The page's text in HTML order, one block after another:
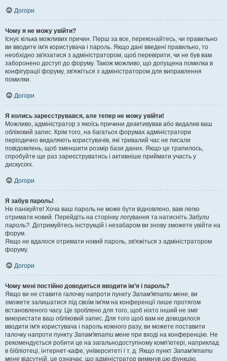
Догори
Чому я не можу увійти?
Існує кілька можливих причин. Перш за все, переконайтесь, чи правильно
ви вводите ім'я користувача і пароль. Якщо дані введені правильно, то
необхідно зв'язатися з адміністратором, щоб перевірити, чи не був вам
заборонено доступ до форуму. Також можливо, що допущена помилка в
конфігурації форуму, зв'яжіться з адміністратором для виправлення
помилки.
Догори
Я колись зареєструвався, але тепер не можу увійти!
Можливо, адміністратор з якоїсь причини деактивував або видалив ваш
обліковий запис. Крім того, на багатьох форумах адміністратори
періодично видаляють користувачів, які тривалий час не писали
повідомлень, щоб зменшити розмір бази даних. Якщо це трапилось,
спробуйте ще раз зареєструватись і активніше приймати участь у
дискусіях.
Догори
Я забув пароль!
Не панікуйте! Хоча ваш пароль не може бути відновлено, вам легко
отримати новий. Перейдіть на сторінку логування та натисніть Забули
пароль?. Дотримуйтесь інструкцій і незабаром ви знову зможете увійти на
форум.
Якщо не вдалося отримати новий пароль, зв'яжіться з адміністратором
форуму.
Догори
Чому мені постійно доводиться вводити ім’я і пароль?
Якщо ви не ставите галочку напроти пункту Запам'ятати мене, ви
зможете залишатися під своїм ім'ям на конференції лише протягом
встановленого часу. Це зроблено для того, щоб ніхто інший не зміг
використати ваш обліковий запис. Для того щоб вам не доводилося
вводити ім'я користувача і пароль кожного разу, ви можете поставити
галочку напроти пункту Запам'ятати мене при вході на конференцію. Не
рекомендується робити це на загальнодоступному комп'ютері, наприклад
в бібліотеці, інтернет-кафе, університеті і т. д. Якщо пункт Запам'ятати
мене відсутній, це означає, що адміністратор вимкнув цю функцію.